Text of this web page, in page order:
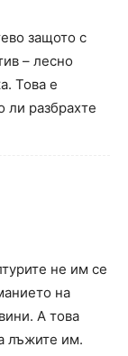
защото с
– лесно
Това е
ли разбрахте
не им се
на
А това
лъжите им.